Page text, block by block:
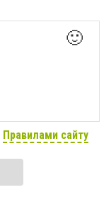
🙂
Правилами сайту